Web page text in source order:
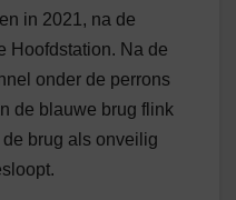
in 2021, na de
Hoofdstation. Na de
onder de perrons
de blauwe brug flink
brug als onveilig